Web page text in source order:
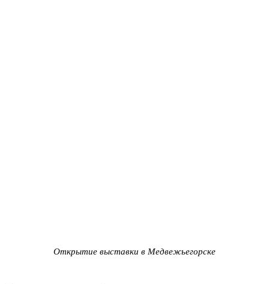
Открытие выставки в Медвежьегорске